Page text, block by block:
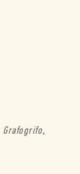
Grafogrifo,